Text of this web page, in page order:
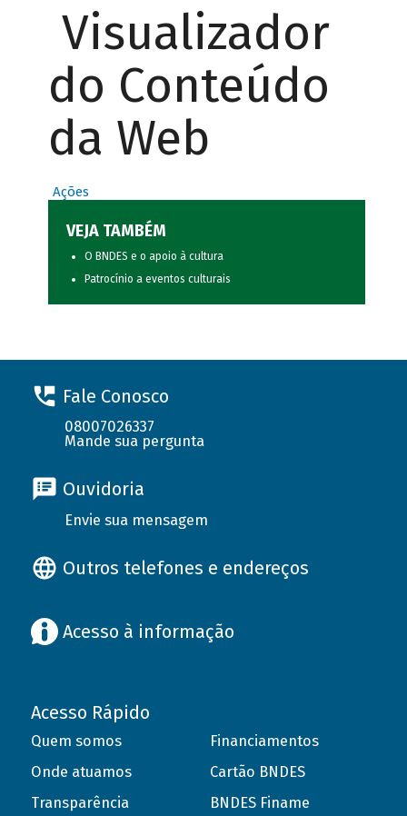
Visualizador
do Conteúdo
da Web
Ações
VEJA TAMBÉM
O BNDES e o apoio à cultura
Patrocínio a eventos culturais
Fale Conosco
08007026337
Mande sua pergunta
Ouvidoria
Envie sua mensagem
Outros telefones e endereços
Acesso à informação
Acesso Rápido
Quem somos
Onde atuamos
Transparência
Financiamentos
Cartão BNDES
BNDES Finame